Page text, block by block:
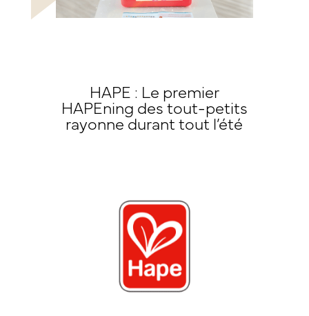
HAPE : Le premier
HAPEning des tout-petits
rayonne durant tout l’été